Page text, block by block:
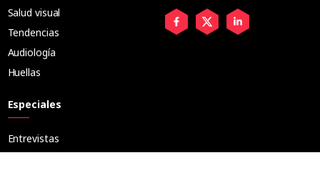
Salud visual
Tendencias
Audiología
Huellas
Especiales
Entrevistas